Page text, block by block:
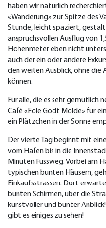
haben wir natürlich
«Wanderung» zur Spitze des
Stunde, leicht spaziert,
anspruchsvollen Ausflug von
Höhenmeter eben nicht
auch der ein oder andere
den weiten Ausblick, ohne die
können.
Für alle, die es sehr gemütlich
Café «Fole Godt Molde» für
ein Plätzchen in der Sonne
Der vierte Tag beginnt mit
vom Hafen bis in die
Minuten Fussweg. Vorbei am
typischen bunten Häusern,
Einkaufsstrassen. Dort
bunten Schirmen, über die
kunstvoller und bunter
gibt es einiges zu sehen!